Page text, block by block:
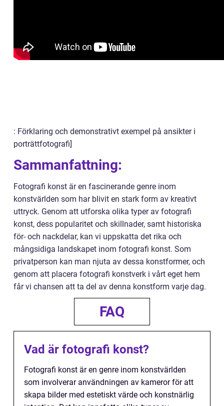
: Förklaring och demonstrativt exempel på ansikter i
porträttfotografi]
Sammanfattning:
Fotografi konst är en fascinerande genre inom
konstvärlden som har blivit en stark form av kreativt
uttryck. Genom att utforska olika typer av fotografi
konst, dess popularitet och skillnader, samt historiska
för- och nackdelar, kan vi uppskatta det rika och
mångsidiga landskapet inom fotografi konst. Som
privatperson kan man njuta av dessa konstformer, och
genom att placera fotografi konstverk i vårt eget hem
får vi chansen att ta del av denna konstform varje dag.
FAQ
Vad är fotografi konst?
Fotografi konst är en genre inom konstvärlden
som involverar användningen av kameror för att
skapa bilder med estetiskt värde och konstnärlig